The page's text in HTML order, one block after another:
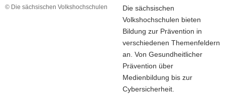
© Die sächsischen Volkshochschulen
Die sächsischen
Volkshochschulen bieten
Bildung zur Prävention in
verschiedenen Themenfeldern
an. Von Gesundheitlicher
Prävention über
Medienbildung bis zur
Cybersicherheit.